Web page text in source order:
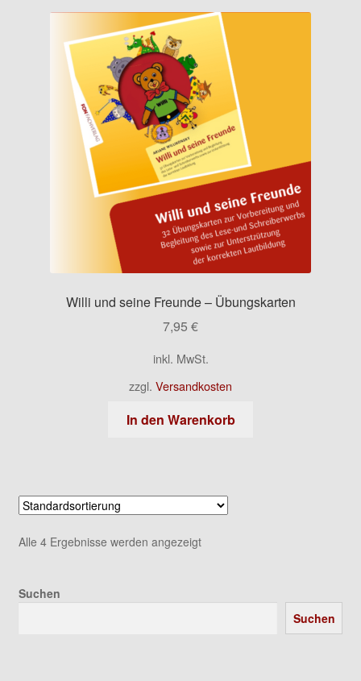
Willi und seine Freunde – Übungskarten
7,95 €
inkl. MwSt.
zzgl. Versandkosten
In den Warenkorb
Alle 4 Ergebnisse werden angezeigt
Suchen
Suchen